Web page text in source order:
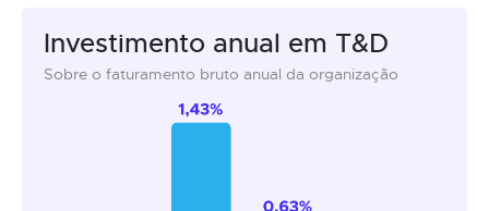
Investimento anual em T&D
Sobre o faturamento bruto anual da organização